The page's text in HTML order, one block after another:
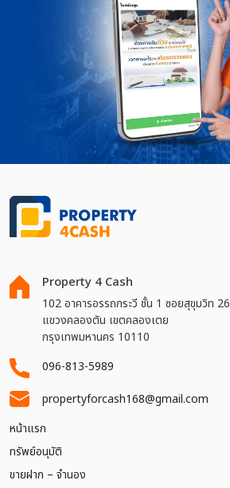
Property 4 Cash
102 อาคารอรรถกระวี ชั้น 1 ซอยสุขุมวิท 26
แขวงคลองตัน เขตคลองเตย
กรุงเทพมหานคร 10110
096-813-5989
propertyforcash168@gmail.com
หน้าแรก
ทรัพย์อนุมัติ
ขายฝาก – จำนอง